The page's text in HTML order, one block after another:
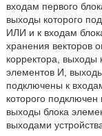
входам первого
выходы которого
ИЛИ и к входам
хранения векторов
корректора, выходы
элементов И,
подключены к
которого
выходы блока
выходами